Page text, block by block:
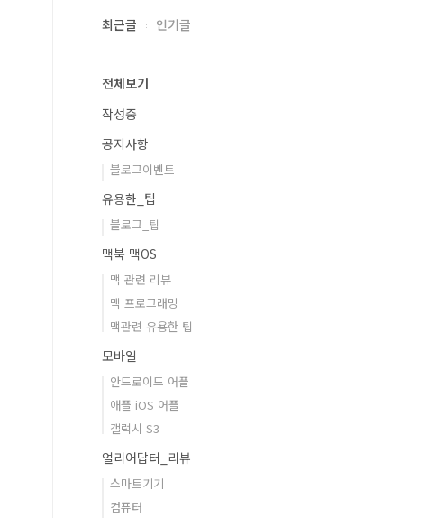
최근글 인기글
전체보기
작성중
공지사항
블로그이벤트
유용한_팁
블로그_팁
맥북 맥OS
맥 관련 리뷰
맥 프로그래밍
맥관련 유용한 팁
모바일
안드로이드 어플
애플 iOS 어플
갤럭시 S3
얼리어답터_리뷰
스마트기기
컴퓨터